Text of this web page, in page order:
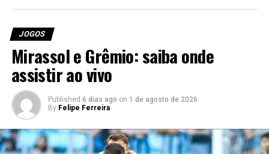
RBS TV e o Premiere
anunciam a
transmissão.
Como chegam as equipes para
o confronto
Atlético MG
JOGOS
Mirassol e Grêmio: saiba onde
assistir ao vivo
Published 6 dias ago on 1 de agosto de 2026
By Felipe Ferreira